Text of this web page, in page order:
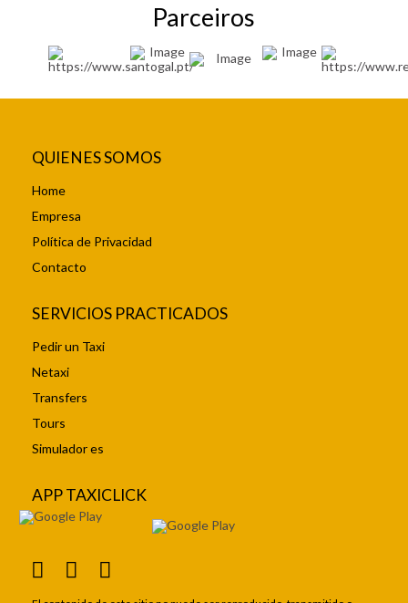
Parceiros
QUIENES SOMOS
Home
Empresa
Política de Privacidad
Contacto
SERVICIOS PRACTICADOS
Pedir un Taxi
Netaxi
Transfers
Tours
Simulador es
APP TAXICLICK